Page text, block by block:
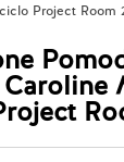
Project Room